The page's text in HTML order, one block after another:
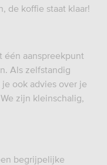
de koffie staat klaar!
één aanspreekpunt
Als zelfstandig
ook advies over je
zijn kleinschalig,
begrijpelijke